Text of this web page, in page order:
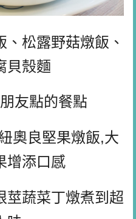
松露野菇燉飯、
貝殼麵
友點的餐點
奧良堅果燉飯,大
增添口感
莖蔬菜丁燉煮到超